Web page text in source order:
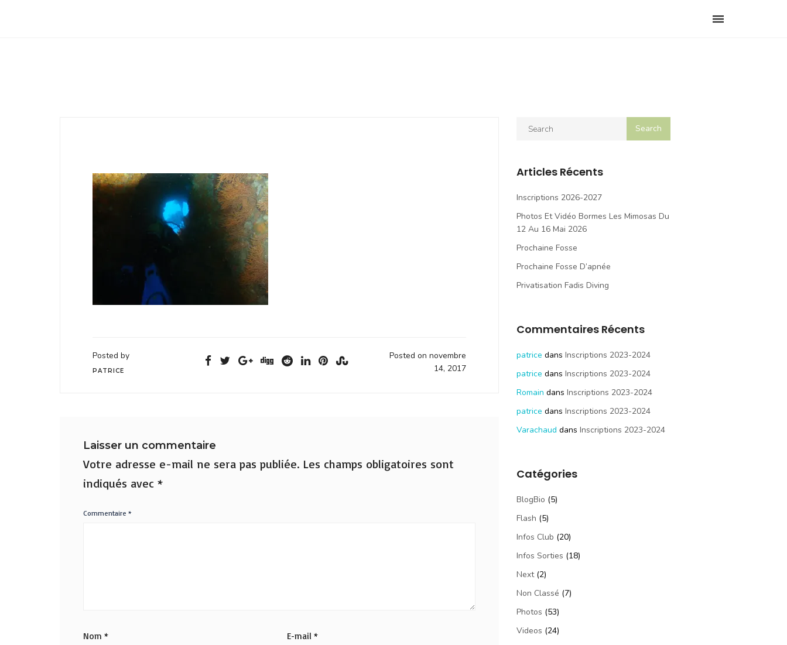
Toggle
Posted by
PATRICE
Posted on novembre
14, 2017
Laisser un commentaire
Votre adresse e-mail ne sera pas publiée. Les champs obligatoires sont
indiqués avec *
Commentaire *
Nom * E-mail*
Articles Récents
Inscriptions 2026-2027
Photos Et Vidéo Bormes Les Mimosas Du
12 Au 16 Mai 2026
Prochaine Fosse
Prochaine Fosse D’apnée
Privatisation Fadis Diving
Commentaires Récents
patrice dans Inscriptions 2023-2024
patrice dans Inscriptions 2023-2024
Romain dans Inscriptions 2023-2024
patrice dans Inscriptions 2023-2024
Varachaud dans Inscriptions 2023-2024
Catégories
BlogBio (5)
Flash (5)
Infos Club (20)
Infos Sorties (18)
Next(2)
Non Classé (7)
Photos (53)
Videos (24)